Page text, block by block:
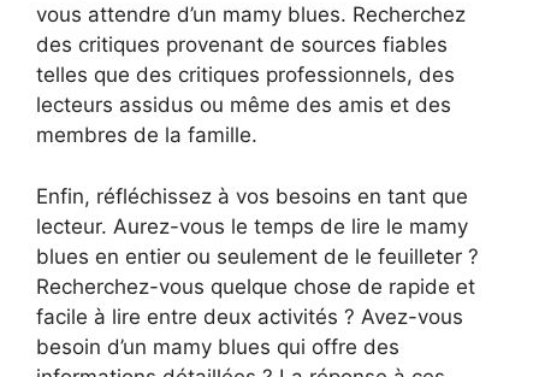
vous attendre d’un mamy blues. Recherchez
des critiques provenant de sources fiables
telles que des critiques professionnels, des
lecteurs assidus ou même des amis et des
membres de la famille.
Enfin, réfléchissez à vos besoins en tant que
lecteur. Aurez-vous le temps de lire le mamy
blues en entier ou seulement de le feuilleter ?
Recherchez-vous quelque chose de rapide et
facile à lire entre deux activités ? Avez-vous
besoin d’un mamy blues qui offre des